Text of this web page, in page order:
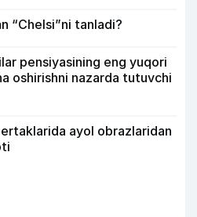
“Chelsi”ni tanladi?
pensiyasining eng yuqori
oshirishni nazarda tutuvchi
ayol obrazlaridan